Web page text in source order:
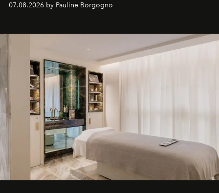
générationnel.
07.08.2026 by Pauline Borgogno